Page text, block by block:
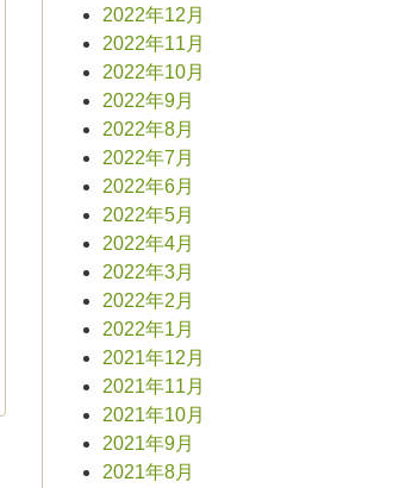
2022年12月
2022年11月
2022年10月
2022年9月
2022年8月
2022年7月
2022年6月
2022年5月
2022年4月
2022年3月
2022年2月
2022年1月
2021年12月
2021年11月
2021年10月
2021年9月
2021年8月